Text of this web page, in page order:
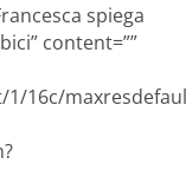
spiega
content=””
1/16c/